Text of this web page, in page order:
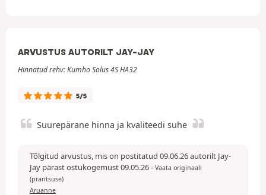
ARVUSTUS AUTORILT JAY-JAY
Hinnatud rehv: Kumho Solus 4S HA32
5/5
Suurepärane hinna ja kvaliteedi suhe
Tõlgitud arvustus, mis on postitatud 09.06.26 autorilt Jay-
Jay pärast ostukogemust 09.05.26- Vaata originaali
(prantsuse)
Aruanne